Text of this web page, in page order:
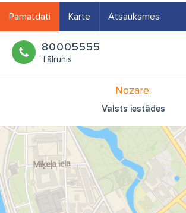
Pamatdati Karte Atsauksmes
80005555
Tālrunis
Nozare:
Valsts iestādes